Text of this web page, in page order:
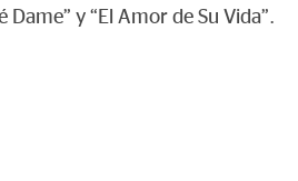
Dame” y “El Amor de Su Vida”.